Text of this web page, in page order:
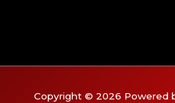
Copyright © 2026 Powered